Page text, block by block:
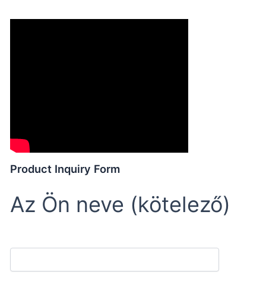
Product Inquiry Form
Az Ön neve (kötelező)